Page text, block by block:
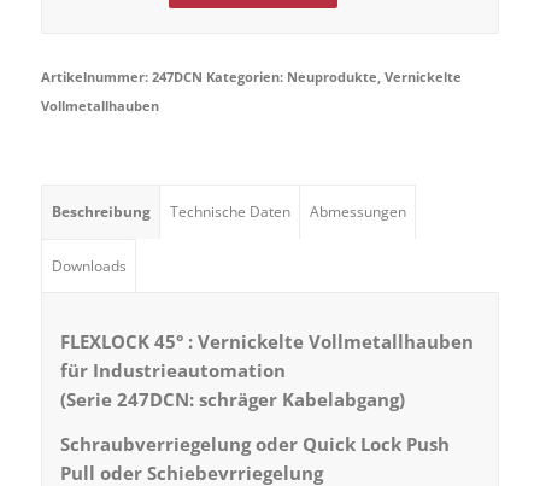
Artikelnummer: 247DCN Kategorien: Neuprodukte, Vernickelte
Vollmetallhauben
Beschreibung Technische Daten Abmessungen
Downloads
FLEXLOCK 45° : Vernickelte Vollmetallhauben
für Industrieautomation
(Serie 247DCN: schräger Kabelabgang)
Schraubverriegelung oder Quick Lock Push
Pull oder Schiebevrriegelung